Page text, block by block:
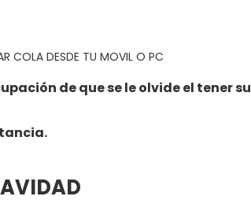
COLA DESDE TU MOVIL O PC
de que se le olvide el tener su